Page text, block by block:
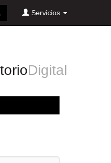
Servicios
Digital